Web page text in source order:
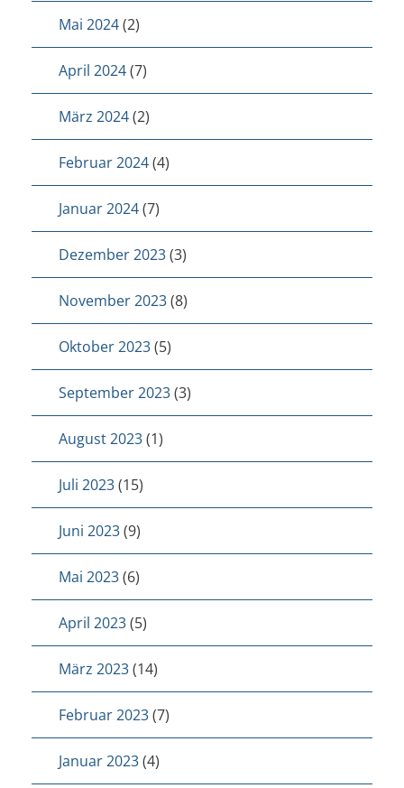
Mai 2024(2)
April 2024(7)
März 2024(2)
Februar 2024(4)
Januar 2024(7)
Dezember 2023(3)
November 2023(8)
Oktober 2023(5)
September 2023(3)
August 2023(1)
Juli 2023(15)
Juni 2023(9)
Mai 2023(6)
April 2023(5)
März 2023(14)
Februar 2023(7)
Januar 2023(4)